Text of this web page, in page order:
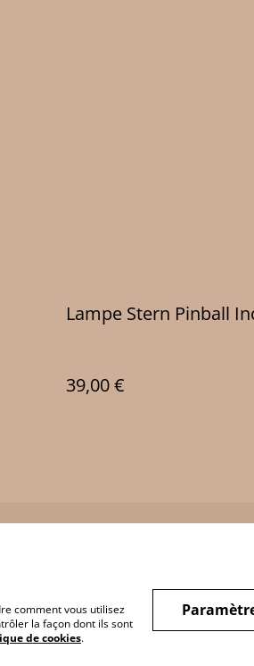
Lampe Stern Pinball
39,00 €
comment vous utilisez
la façon dont ils sont
de cookies.